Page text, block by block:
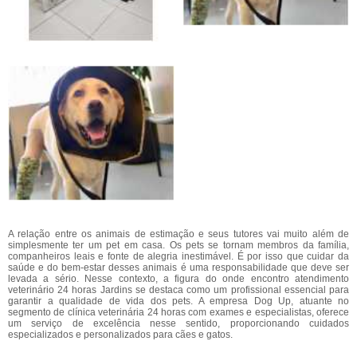
A relação entre os animais de estimação e seus tutores vai muito além de
simplesmente ter um pet em casa. Os pets se tornam membros da família,
companheiros leais e fonte de alegria inestimável. É por isso que cuidar da
saúde e do bem-estar desses animais é uma responsabilidade que deve ser
levada a sério. Nesse contexto, a figura do onde encontro atendimento
veterinário 24 horas Jardins se destaca como um profissional essencial para
garantir a qualidade de vida dos pets. A empresa Dog Up, atuante no
segmento de clínica veterinária 24 horas com exames e especialistas, oferece
um serviço de excelência nesse sentido, proporcionando cuidados
especializados e personalizados para cães e gatos.